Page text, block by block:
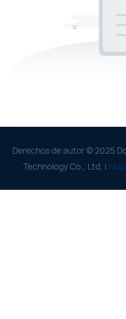
Derechos de autor © 2025
Technology Co., Ltd. |